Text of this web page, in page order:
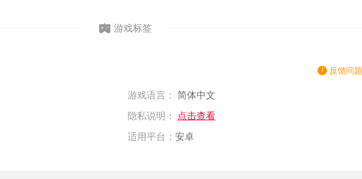
游戏标签
反馈问题
游戏语言： 简体中文
隐私说明： 点击查看
适用平台： 安卓